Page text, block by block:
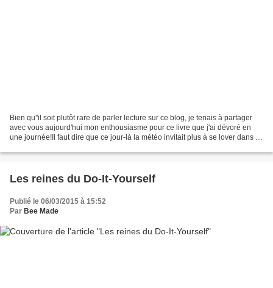
Bien qu''il soit plutôt rare de parler lecture sur ce blog, je tenais à partager
avec vous aujourd'hui mon enthousiasme pour ce livre que j'ai dévoré en
une journée!Il faut dire que ce jour-là la météo invitait plus à se lover dans le
Les reines du Do-It-Yourself
Publié le 06/03/2015 à 15:52
Par Bee Made